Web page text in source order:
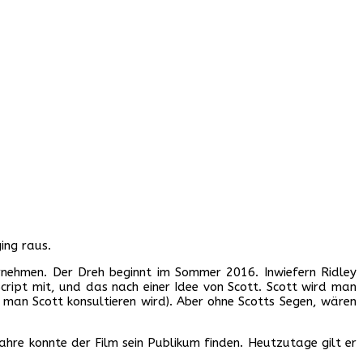
raus.
Der Dreh beginnt im Sommer 2016. Inwiefern Ridley
mit, und das nach einer Idee von Scott. Scott wird man
Scott konsultieren wird). Aber ohne Scotts Segen, wären
konnte der Film sein Publikum finden. Heutzutage gilt er